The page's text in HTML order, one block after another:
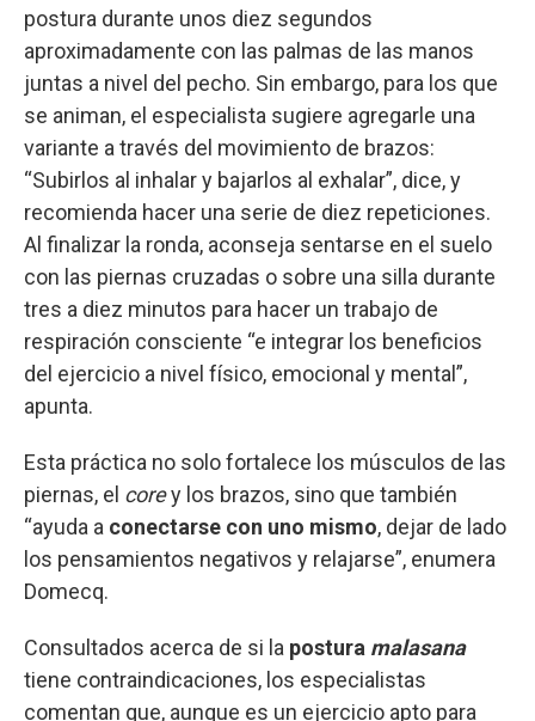
postura durante unos diez segundos
aproximadamente con las palmas de las manos
juntas a nivel del pecho. Sin embargo, para los que
se animan, el especialista sugiere agregarle una
variante a través del movimiento de brazos:
“Subirlos al inhalar y bajarlos al exhalar”, dice, y
recomienda hacer una serie de diez repeticiones.
Al finalizar la ronda, aconseja sentarse en el suelo
con las piernas cruzadas o sobre una silla durante
tres a diez minutos para hacer un trabajo de
respiración consciente “e integrar los beneficios
del ejercicio a nivel físico, emocional y mental”,
apunta.
Esta práctica no solo fortalece los músculos de las
piernas, el corey los brazos, sino que también
“ayuda a conectarse con uno mismo, dejar de lado
los pensamientos negativos y relajarse”, enumera
Domecq.
Consultados acerca de si la postura malasana
tiene contraindicaciones, los especialistas
comentan que, aunque es un ejercicio apto para